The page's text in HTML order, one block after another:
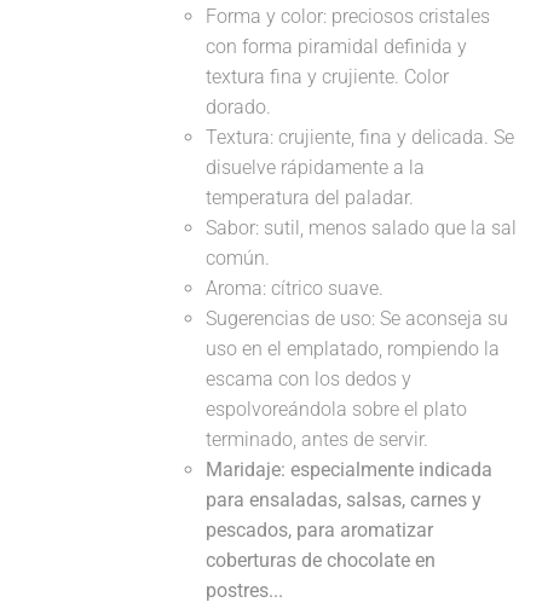
Forma y color: preciosos cristales
con forma piramidal definida y
textura fina y crujiente. Color
dorado.
Textura: crujiente, fina y delicada. Se
disuelve rápidamente a la
temperatura del paladar.
Sabor: sutil, menos salado que la sal
común.
Aroma: cítrico suave.
Sugerencias de uso: Se aconseja su
uso en el emplatado, rompiendo la
escama con los dedos y
espolvoreándola sobre el plato
terminado, antes de servir.
Maridaje: especialmente indicada
para ensaladas, salsas, carnes y
pescados, para aromatizar
coberturas de chocolate en
postres...